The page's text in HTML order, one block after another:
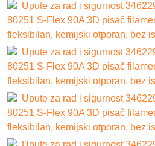
Upute za rad i sigurnost
80251 S-Flex 90A 3D pisač
fleksibilan, kemijski otporan, bez
Upute za rad i sigurnost
80251 S-Flex 90A 3D pisač
fleksibilan, kemijski otporan, bez
Upute za rad i sigurnost
80251 S-Flex 90A 3D pisač
fleksibilan, kemijski otporan, bez